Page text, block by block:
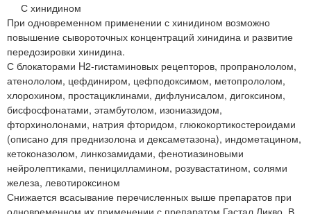
С хинидином
При одновременном применении с хинидином возможно
повышение сывороточных концентраций хинидина и развитие
передозировки хинидина.
С блокаторами H2-гистаминовых рецепторов, пропранололом,
атенололом, цефдиниром, цефподоксимом, метопрололом,
хлорохином, простациклинами, дифлунисалом, дигоксином,
бисфосфонатами, этамбутолом, изониазидом,
фторхинолонами, натрия фторидом, глюкокортикостероидами
(описано для преднизолона и дексаметазона), индометацином,
кетоконазолом, линкозамидами, фенотиазиновыми
нейролептиками, пеницилламином, розувастатином, солями
железа, левотироксином
Снижается всасывание перечисленных выше препаратов при